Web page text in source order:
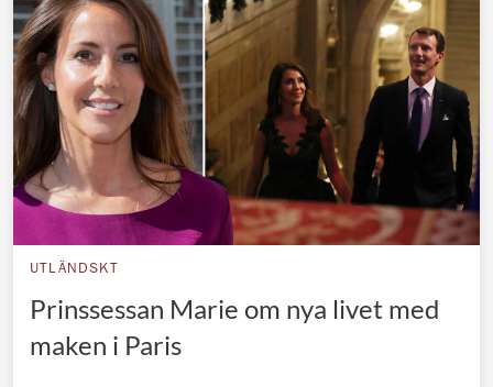
Nederländska kungahuset
Belgiska kungahuset
Jordanska kungahuset
Luxemburgska storhertighuset
Japanska kejsarhuset
Thailändska kungahuset
Marockanska kungahuset
UTLÄNDSKT
Prinssessan Marie om nya livet med
maken i Paris